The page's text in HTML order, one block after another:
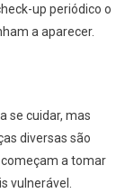
up periódico o
a aparecer.
se cuidar, mas
diversas são
a tomar
vulnerável.